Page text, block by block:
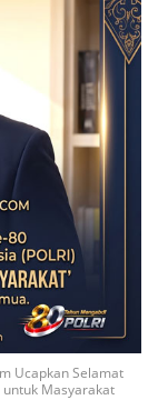
Ucapkan Selamat
untuk Masyarakat